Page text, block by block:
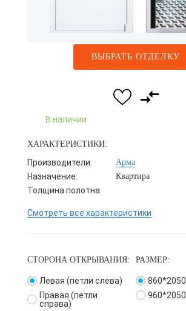
ВЫБРАТЬ ОТДЕЛКУ
В наличии
ХАРАКТЕРИСТИКИ:
Производители: Арма
Назначение: Квартира
Толщина полотна:
Смотреть все характеристики
СТОРОНА ОТКРЫВАНИЯ:
Левая (петли слева)
Правая (петли
справа)
РАЗМЕР:
860*2050
960*2050